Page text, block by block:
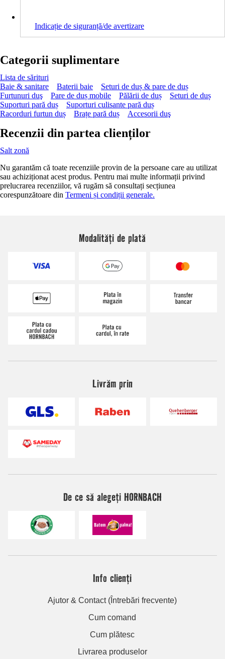
Indicație de siguranță/de avertizare
Categorii suplimentare
Lista de sărituri
Baie & sanitare
Baterii baie
Seturi de duș & pare de duș
Furtunuri duş
Pare de duș mobile Pălării de duș
Seturi de duș
Suporturi pară duș
Suporturi culisante pară duș
Racorduri furtun duș
Brațe pară duș Accesorii duş
Recenzii din partea clienților
Salt zonă
Nu garantăm că toate recenziile provin de la persoane care au utilizat
sau achiziționat acest produs. Pentru mai multe informații privind
prelucrarea recenziilor, vă rugăm să consultați secțiunea
corespunzătoare din Termeni și condiții generale.
Modalități de plată
Livrăm prin
De ce să alegeți HORNBACH
Info clienți
Ajutor & Contact (Întrebări frecvente)
Cum comand
Cum plătesc
Livrarea produselor